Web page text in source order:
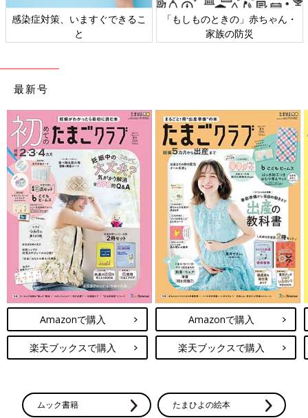
感染症対策、いますぐできるこ
と
「もしものときの」赤ちゃん・
家族の防災
最新号
Amazonで購入
楽天ブックスで購入
Amazonで購入
楽天ブックスで購入
ムック書籍 たまひよの絵本